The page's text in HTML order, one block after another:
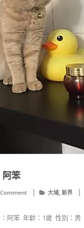
笨
大埔, 新界
阿笨 ​ 年齡：1歲 ​ 性別：